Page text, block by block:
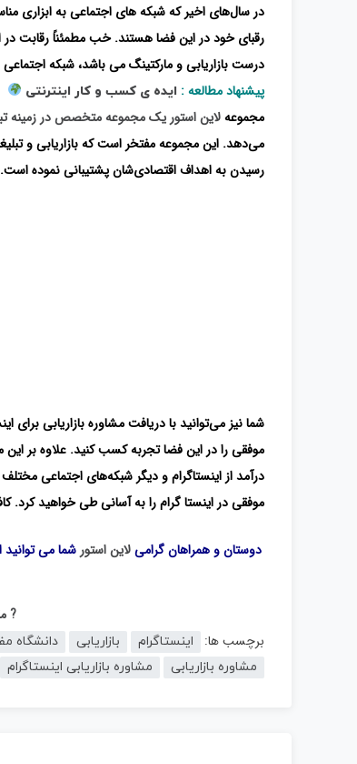
در سال‌های اخیر که شبکه های اجتماعی به ابزاری
رقبای خود در این فضا هستند. خب مطمئناً رقابت در
درست بازاریابی و مارکتینگ می باشد، شبکه
پیشنهاد مطالعه : ایده ی کسب و کار اینترنتی
مجموعهلاین استور یک مجموعه متخصص در زمینه
می‌دهد. این مجموعه مفتخر است که بازاریابی و
رسیدن به اهداف اقتصادی‌شان پشتیبانی نموده است.
شما نیز می‌توانید با دریافت مشاوره بازاریابی
موفقی را در این فضا تجربه کسب کنید. علاوه بر
درآمد از اینستاگرام و دیگر شبکه‌های اجتماعی
موفقی در اینستا گرام را به آسانی طی خواهید کرد.
دوستان و همراهان گرامیلاین استور شما می توانید
?
برچسب ها:
اینستاگرام بازاریابی دانشگاه
مشاوره بازاریابی
مشاوره بازاریابی اینستاگرام